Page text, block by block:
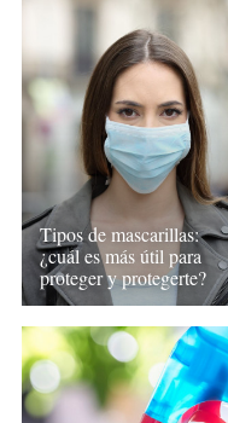
Tipos de mascarillas:
¿cuál es más útil para
proteger y protegerte?